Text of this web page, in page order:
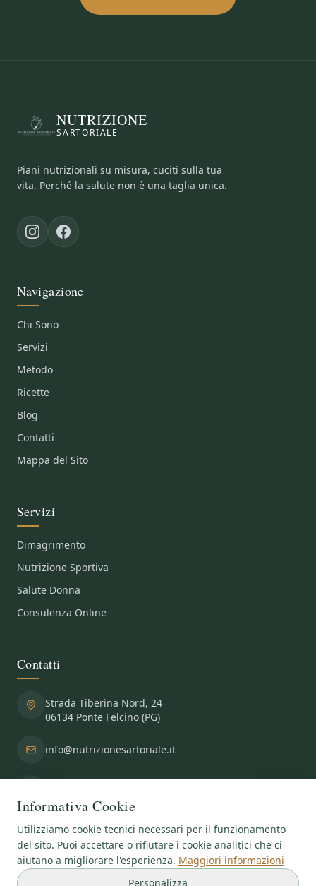
NUTRIZIONE
SARTORIALE
Piani nutrizionali su misura, cuciti sulla tua
vita. Perché la salute non è una taglia unica.
Navigazione
Chi Sono
Servizi
Metodo
Ricette
Blog
Contatti
Mappa del Sito
Servizi
Dimagrimento
Nutrizione Sportiva
Salute Donna
Consulenza Online
Contatti
Strada Tiberina Nord, 24
06134 Ponte Felcino (PG)
info@nutrizionesartoriale.it
+39 075 691 752
Centro Medico Specialistico Fisiosalus SRL
Informativa Cookie
Utilizziamo cookie tecnici necessari per il funzionamento
del sito. Puoi accettare o rifiutare i cookie analitici che ci
aiutano a migliorare l'esperienza. Maggiori informazioni
Personalizza